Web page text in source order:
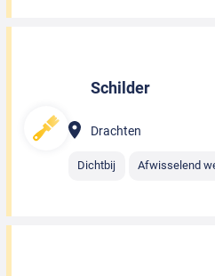
Schilder
Drachten
Dichtbij Afwisselend